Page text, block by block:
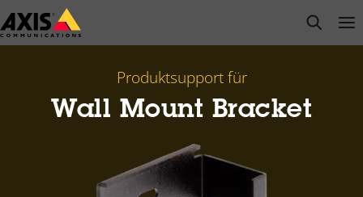
Zum
Hauptinhalt
open
Produktsupport für
Wall Mount Bracket